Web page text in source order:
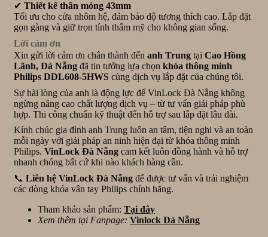
✔ Thiết kế thân mỏng 43mm
Tối ưu cho cửa nhôm hệ, đảm bảo độ tương thích cao. Lắp đặt
gọn gàng và giữ trọn tính thẩm mỹ cho không gian sống.
Lời cảm ơn
Xin gửi lời cảm ơn chân thành đến anh Trung tại Cao Hồng
Lãnh, Đà Nẵng đã tin tưởng lựa chọn khóa thông minh
Philips DDL608-5HWS cùng dịch vụ lắp đặt của chúng tôi.
Sự hài lòng của anh là động lực để VinLock Đà Nẵng không
ngừng nâng cao chất lượng dịch vụ – từ tư vấn giải pháp phù
hợp. Thi công chuẩn kỹ thuật đến hỗ trợ sau lắp đặt lâu dài.
Kính chúc gia đình anh Trung luôn an tâm, tiện nghi và an toàn
mỗi ngày với giải pháp an ninh hiện đại từ khóa thông minh
Philips. VinLock Đà Nẵng cam kết luôn đồng hành và hỗ trợ
nhanh chóng bất cứ khi nào khách hàng cần.
📞 Liên hệ VinLock Đà Nẵng để được tư vấn và trải nghiệm
các dòng khóa vân tay Philips chính hãng.
Tham khảo sản phẩm: Tại đây
Xem thêm tại Fanpage: Vinlock Đà Nẵng